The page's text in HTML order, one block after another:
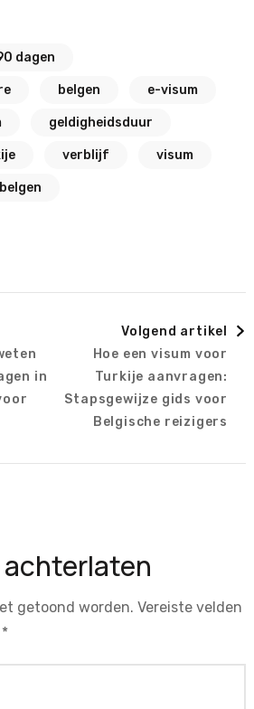
dagen
belgen e-visum
geldigheidsduur
verblijf visum
in
Volgend artikel
Hoe een visum voor
Turkije aanvragen:
Stapsgewijze gids voor
Belgische reizigers
achterlaten
getoond worden. Vereiste velden
*